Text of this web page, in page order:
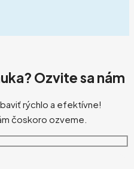
Ozvite sa nám
rýchlo a efektívne!
čoskoro ozveme.